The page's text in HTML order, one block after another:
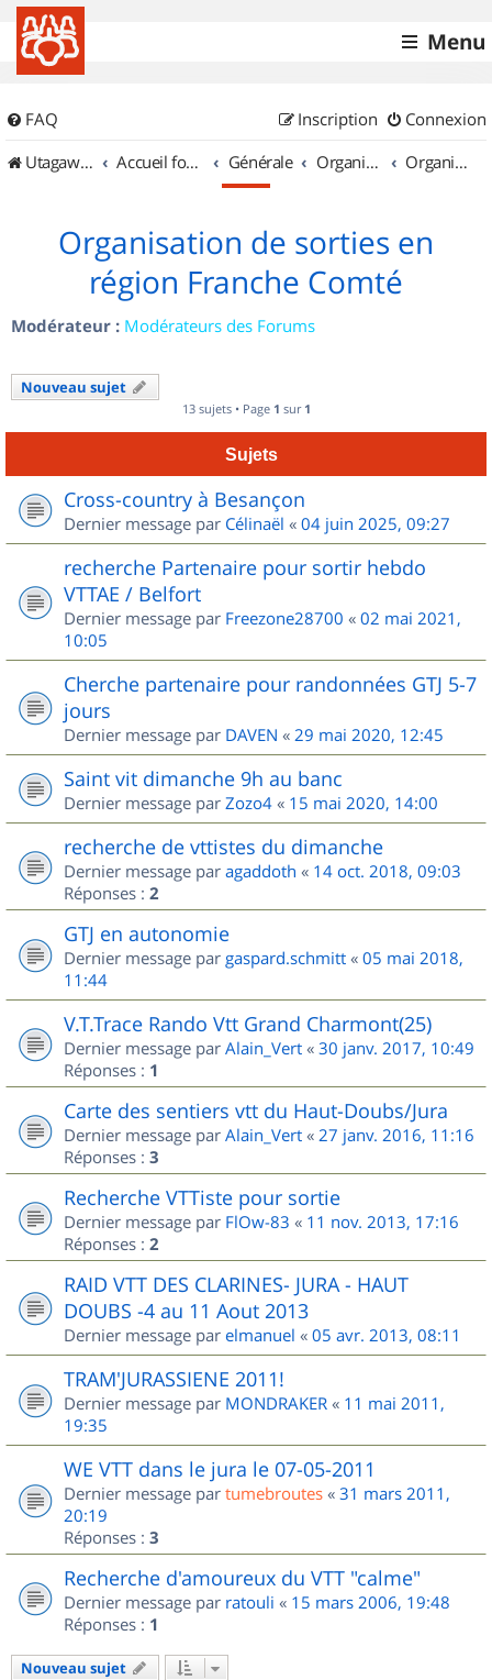
Menu
FAQ Connexion
Inscription
UtagawaVTT (Randos VTT et VTTAE avec traces GPS)
Accueil forum Générale Organisation de sorties & Recherche de partenaires Organisation de sorties en région Franche Comté
Organisation de sorties en
région Franche Comté
Modérateur : Modérateurs des Forums
Nouveau sujet
13 sujets • Page 1 sur 1
Sujets
Cross-country à Besançon
Dernier message par Célinaël « 04 juin 2025, 09:27
recherche Partenaire pour sortir hebdo
VTTAE / Belfort
Dernier message par Freezone28700 « 02 mai 2021,
10:05
Cherche partenaire pour randonnées GTJ 5-7
jours
Dernier message par DAVEN « 29 mai 2020, 12:45
Saint vit dimanche 9h au banc
Dernier message par Zozo4 « 15 mai 2020, 14:00
recherche de vttistes du dimanche
Dernier message par agaddoth « 14 oct. 2018, 09:03
Réponses : 2
GTJ en autonomie
Dernier message par gaspard.schmitt « 05 mai 2018,
11:44
V.T.Trace Rando Vtt Grand Charmont(25)
Dernier message par Alain_Vert « 30 janv. 2017, 10:49
Réponses : 1
Carte des sentiers vtt du Haut-Doubs/Jura
Dernier message par Alain_Vert « 27 janv. 2016, 11:16
Réponses : 3
Recherche VTTiste pour sortie
Dernier message par FlOw-83 « 11 nov. 2013, 17:16
Réponses : 2
RAID VTT DES CLARINES- JURA - HAUT
DOUBS -4 au 11 Aout 2013
Dernier message par elmanuel « 05 avr. 2013, 08:11
TRAM'JURASSIENE 2011!
Dernier message par MONDRAKER « 11 mai 2011,
19:35
WE VTT dans le jura le 07-05-2011
Dernier message par tumebroutes « 31 mars 2011,
20:19
Réponses : 3
Recherche d'amoureux du VTT "calme"
Dernier message par ratouli « 15 mars 2006, 19:48
Réponses : 1
Nouveau sujet